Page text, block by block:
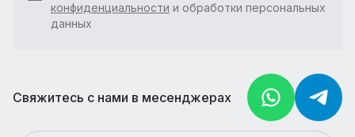
конфиденциальности и обработки персональных
данных
Свяжитесь с нами в месенджерах